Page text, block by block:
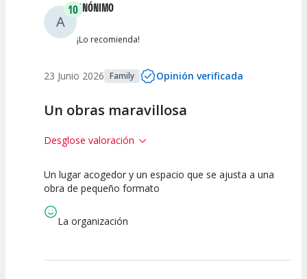
A
10ANÓNIMO
¡Lo recomienda!
23 Junio 2026 Family Opinión verificada
Un obras maravillosa
Desglose valoración
10
Espectáculo
10
Escena
10
Un lugar acogedor y un espacio que se ajusta a una
obra de pequeño formato
La organización